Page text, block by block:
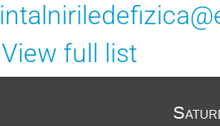
View full list